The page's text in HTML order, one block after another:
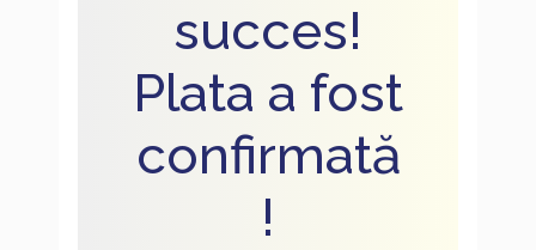
succes!
Plata a fost
confirmată
!